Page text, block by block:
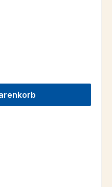
benutze die Schaltflächen